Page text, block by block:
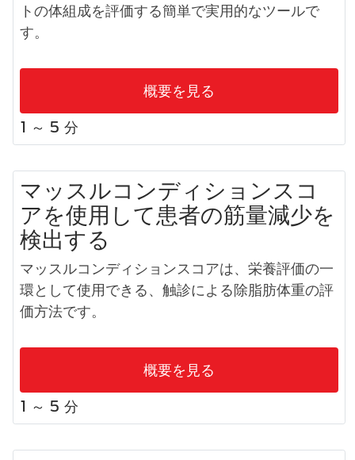
トの体組成を評価する簡単で実用的なツールで
す。
概要を見る
1 ～ 5 分
マッスルコンディションスコ
アを使用して患者の筋量減少を
検出する
マッスルコンディションスコアは、栄養評価の一
環として使用できる、触診による除脂肪体重の評
価方法です。
概要を見る
1 ～ 5 分